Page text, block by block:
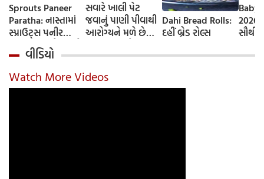
Sprouts Paneer
Paratha: નાસ્તામાં
સ્પ્રાઉટ્સ પનીર
પરાઠા બનાવો, તમને
પ્રોટીનનો ડબલ ડોઝ
મળશે
સવારે ખાલી પેટ
જવાનું પાણી પીવાથી
આરોગ્યને મળે છે
જાણીએ તેના ફાયદા
અને ઉપયોગ કરવાની
યોગ્ય રીત
Dahi Bread Rolls:
દહીં બ્રેડ રોલ્સ
Baby
વીડિયો
Watch More Videos